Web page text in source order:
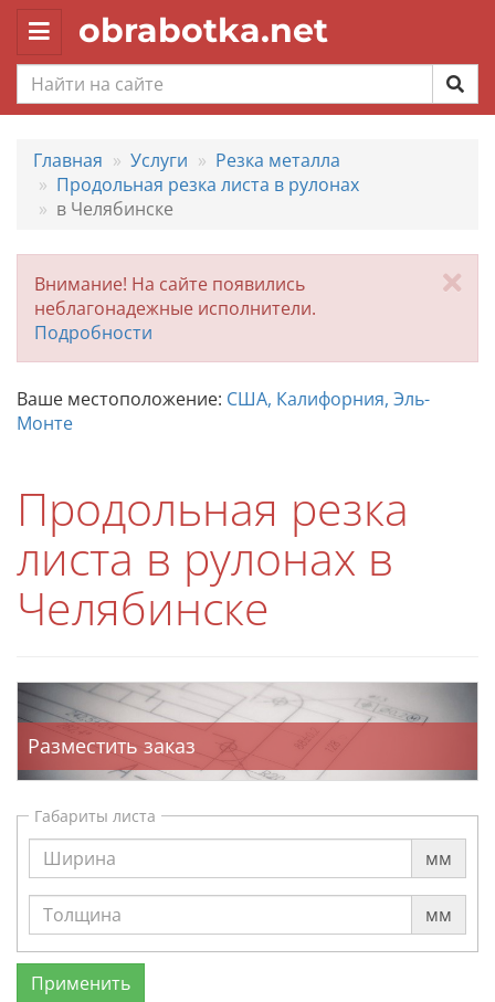
Toggle
navigation
obrabotka.net
Главная Услуги
Резка металла
Продольная резка листа в рулонах
в Челябинске
Внимание! На сайте появились
неблагонадежные исполнители.
Подробности
Ваше местоположение: США, Калифорния, Эль-
Монте
Продольная резка
листа в рулонах в
Челябинске
Разместить заказ
Габариты листа
мм
мм